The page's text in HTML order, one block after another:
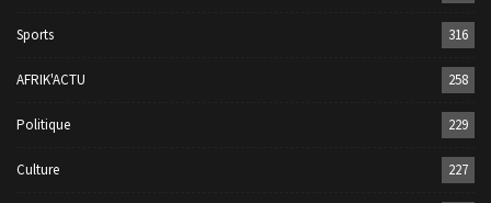
Sports 316
AFRIK'ACTU 258
Politique 229
Culture 227